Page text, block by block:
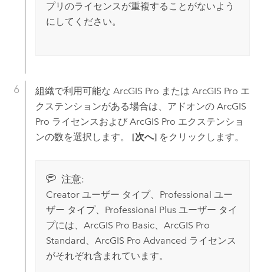
プリのライセンスが重複することがないよう
にしてください。
組織で利用可能な ArcGIS Pro または ArcGIS Pro エ
クステンションがある場合は、アドオンの ArcGIS
Pro ライセンスおよび ArcGIS Pro エクステンショ
ンの数を選択します。 [次へ]をクリックします。
注意:
Creatorユーザー タイプ、 Professional ユー
ザー タイプ、 Professional Plusユーザー タイ
プには、 ArcGIS Pro Basic、 ArcGIS Pro
Standard、 ArcGIS Pro Advanced ライセンス
がそれぞれ含まれています。